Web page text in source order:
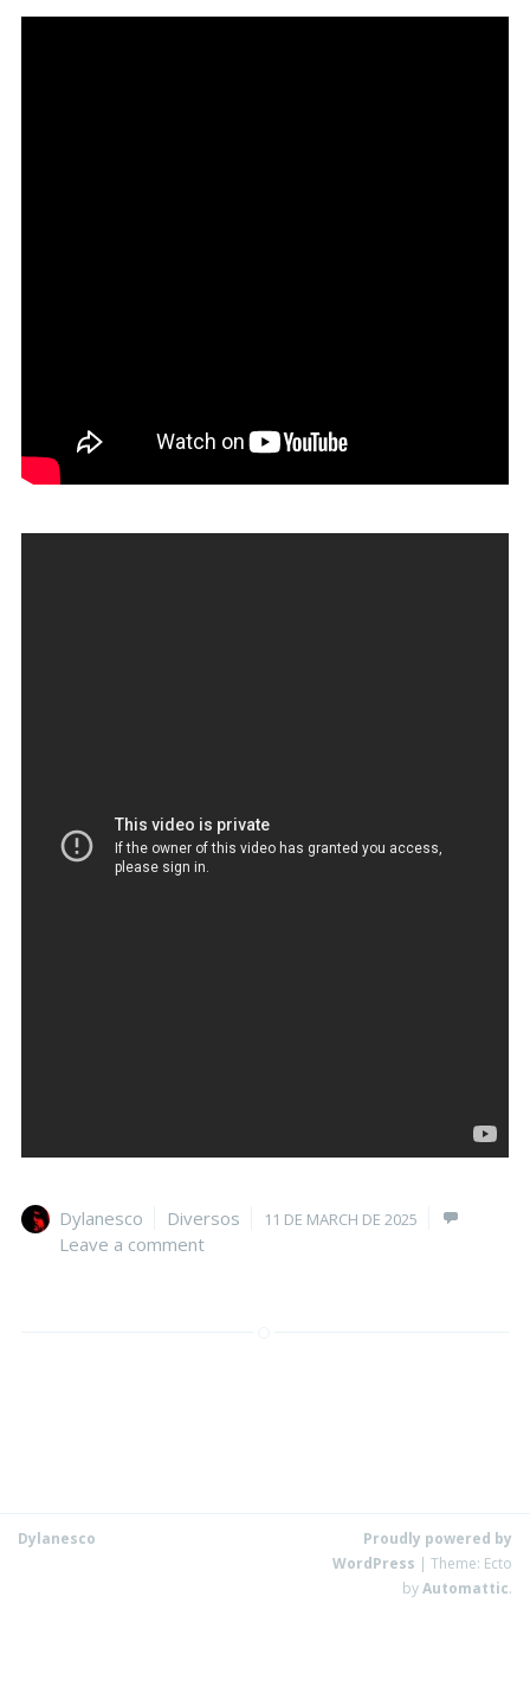
Author
Dylanesco Categories
Diversos
Posted
11 DE MARCH DE 2025
Leave a comment
Dylanesco
Proudly powered by
WordPress | Theme: Ecto
byAutomattic.